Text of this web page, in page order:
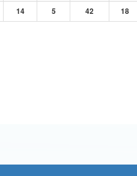
14 5 42 18